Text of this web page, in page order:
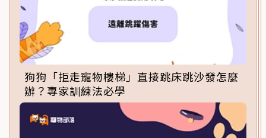
狗狗「拒走寵物樓梯」直接跳床跳沙發怎麼
辦？專家訓練法必學